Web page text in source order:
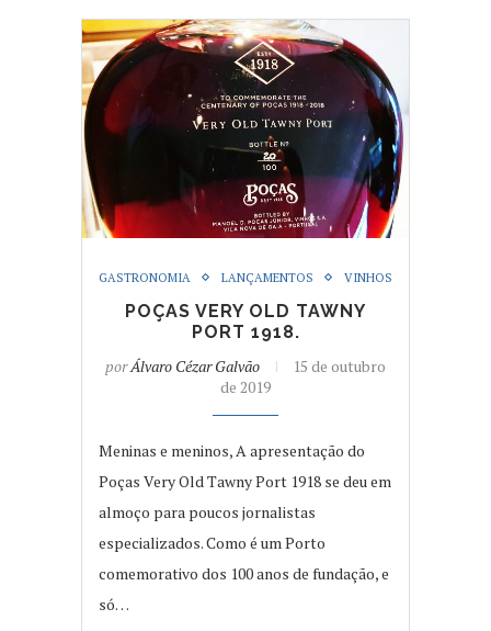
GASTRONOMIA LANÇAMENTOS VINHOS
POÇAS VERY OLD TAWNY
PORT 1918.
porÁlvaro Cézar Galvão
15 de outubro
de 2019
Meninas e meninos, A apresentação do
Poças Very Old Tawny Port 1918 se deu em
almoço para poucos jornalistas
especializados. Como é um Porto
comemorativo dos 100 anos de fundação, e
só…